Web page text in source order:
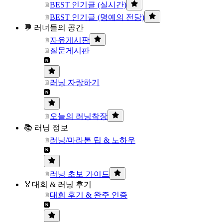
BEST 인기글 (실시간)
BEST 인기글 (명예의 전당)
💬 러너들의 공간
자유게시판
질문게시판
러닝 자랑하기
오늘의 러닝착장
📚 러닝 정보
러닝/마라톤 팁 & 노하우
러닝 초보 가이드
🏅대회 & 러닝 후기
대회 후기 & 완주 인증